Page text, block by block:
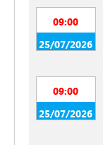
09:00
25/07/2026
09:00
25/07/2026